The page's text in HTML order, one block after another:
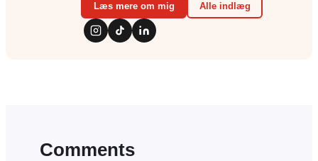
Læs mere om mig Alle indlæg
Comments